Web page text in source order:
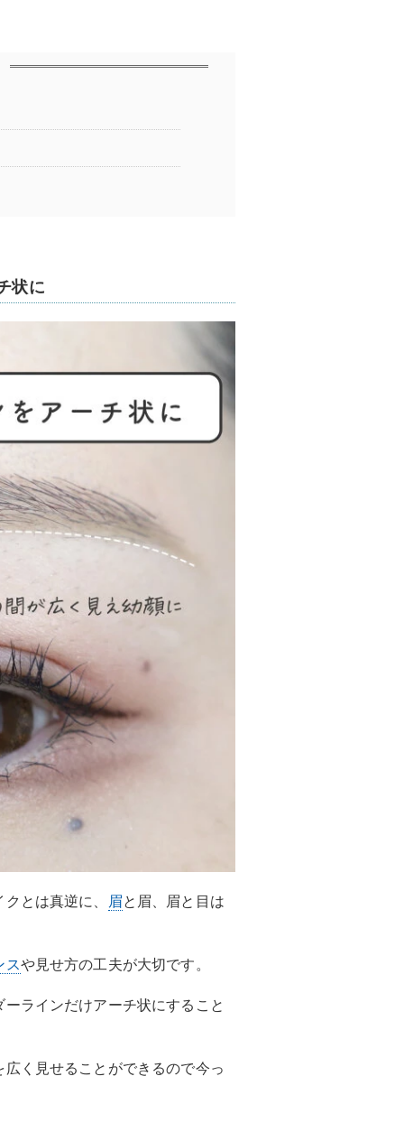
状に
とは真逆に、 眉と眉、眉と目は
スや見せ方の工夫が大切です。
ラインだけアーチ状にすること
く見せることができるので今っ